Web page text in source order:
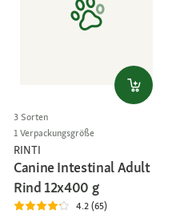
3 Sorten
1 Verpackungsgröße
RINTI
Canine Intestinal Adult
Rind 12x400 g
4.2 (65)